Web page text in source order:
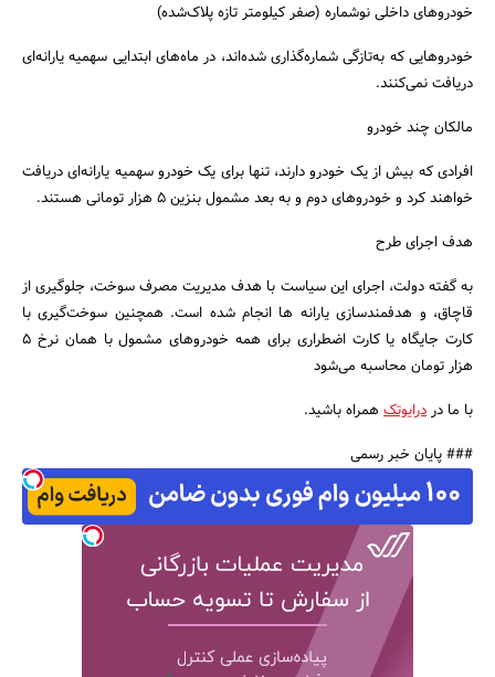
خودروهای داخلی نوشماره (صفر کیلومتر تازه پلاک‌شده)
خودروهایی که به‌تازگی شماره‌گذاری شده‌اند، در ماه‌های ابتدایی سهمیه یارانه‌ای
دریافت نمی‌کنند.
مالکان چند خودرو
افرادی که بیش از یک خودرو دارند، تنها برای یک خودرو سهمیه یارانه‌ای دریافت
خواهند کرد و خودروهای دوم و به بعد مشمول بنزین ۵ هزار تومانی هستند.
هدف اجرای طرح
به گفته دولت، اجرای این سیاست با هدف مدیریت مصرف سوخت، جلوگیری از
قاچاق، و هدفمندسازی یارانه‌ ها انجام شده است. همچنین سوخت‌گیری با
کارت جایگاه یا کارت اضطراری برای همه خودروهای مشمول با همان نرخ ۵
هزار تومان محاسبه می‌شود
با ما دردرایوتک همراه باشید.
### پایان خبر رسمی